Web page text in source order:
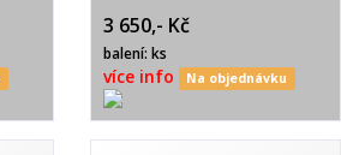
3 650,- Kč
balení: ks
více info Na objednávku